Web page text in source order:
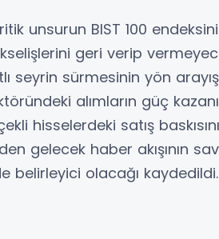
unsurun BIST 100
geri verip
seyrin sürmesinin yön
alımların güç
hisselerdeki satış
gelecek haber akışının
belirleyici olacağı kaydedildi.